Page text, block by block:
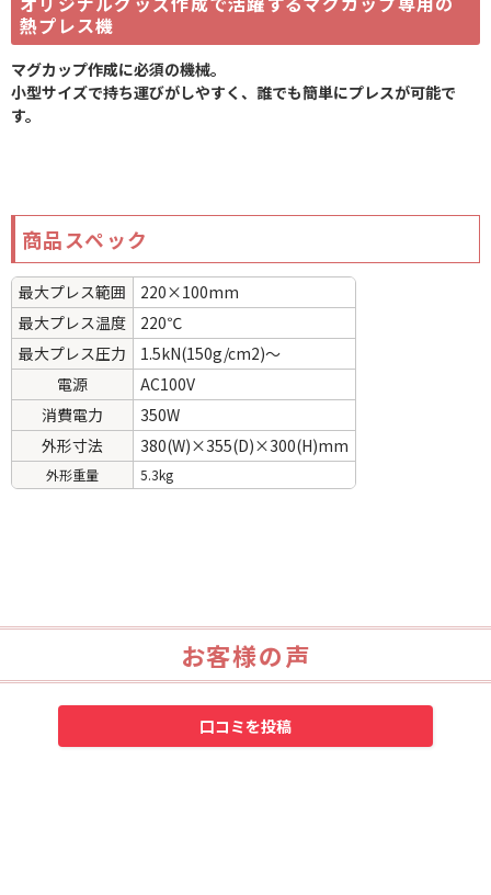
熱プレス機
マグカップ作成に必須の機械。
小型サイズで持ち運びがしやすく、誰でも簡単にプレスが可能で
す。
商品スペック
最大プレス範囲
220×100mm
最大プレス温度
220℃
最大プレス圧力
1.5kN(150g/cm2)〜
電源
AC100V
消費電力
350W
外形寸法
380(W)×355(D)×300(H)mm
外形重量 5.3kg
お客様の声